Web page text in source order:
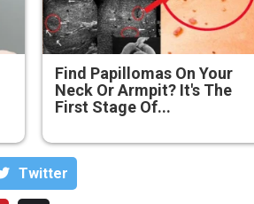
Find Papillomas On Your
Neck Or Armpit? It's The
First Stage Of...
Тwitter